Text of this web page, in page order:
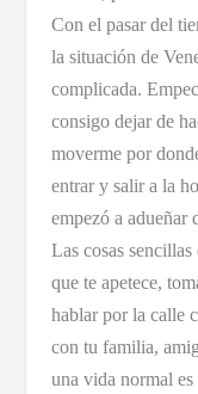
Con el pasar del
la situación de
complicada.
consigo dejar de
moverme por
entrar y salir a la
empezó a adueñar
Las cosas
que te apetece,
hablar por la calle
con tu familia,
una vida normal